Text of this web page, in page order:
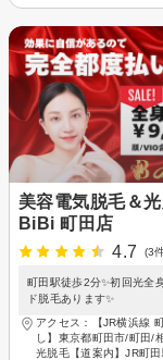
美容電気脱毛＆
BiBi 町田店
4.7
(3
町田駅徒歩2分✨初回光全
ド脱毛あります✨
アクセス：【JR横浜線
し】東京都町田市/町田/
光脱毛【道案内】JR町